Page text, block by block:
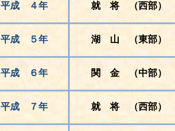
平成 ４年 就 将 （西部）
平成 ５年 湖 山 （東部）
平成 ６年 関 金 （中部）
平成 ７年 就 将 （西部）